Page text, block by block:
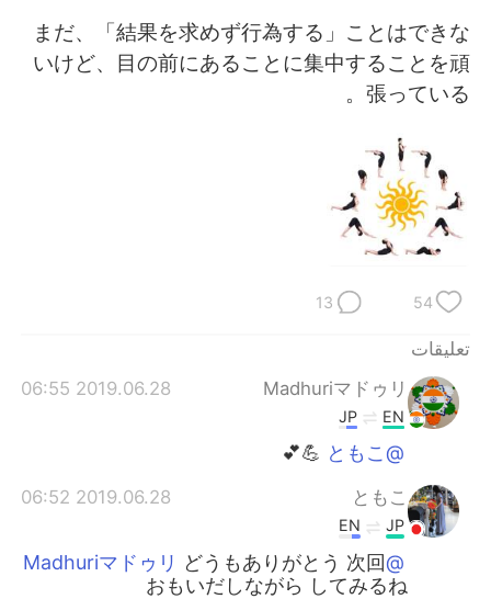
まだ、「結果を求めず行為する」ことはできな
いけど、目の前にあることに集中することを頑
張っている。
54
13
تعليقات
Madhuriマドゥリ
2019.06.28 06:55
EN
JP
@ともこ
💪💕
ともこ
2019.06.28 06:52
JP
EN
@Madhuriマドゥリ
どうもありがとう 次回
おもいだしながら してみるね